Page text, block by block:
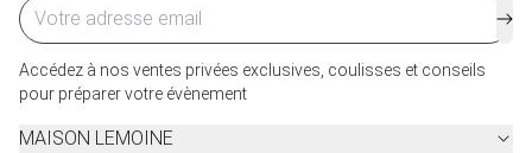
Accédez à nos ventes privées exclusives, coulisses et conseils
pour préparer votre évènement
MAISON LEMOINE